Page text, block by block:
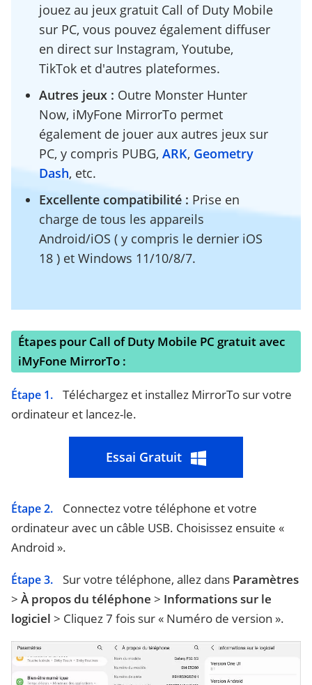
jouez au jeux gratuit Call of Duty Mobile
sur PC, vous pouvez également diffuser
en direct sur Instagram, Youtube,
TikTok et d'autres plateformes.
Autres jeux : Outre Monster Hunter
Now, iMyFone MirrorTo permet
également de jouer aux autres jeux sur
PC, y compris PUBG, ARK, Geometry
Dash, etc.
Excellente compatibilité : Prise en
charge de tous les appareils
Android/iOS ( y compris le dernier iOS
18 ) et Windows 11/10/8/7.
Étapes pour Call of Duty Mobile PC gratuit avec
iMyFone MirrorTo :
Étape 1.
Téléchargez et installez MirrorTo sur votre
ordinateur et lancez-le.
Essai Gratuit
Étape 2.
Connectez votre téléphone et votre
ordinateur avec un câble USB. Choisissez ensuite «
Android ».
Étape 3. Sur votre téléphone, allez dans Paramètres
> À propos du téléphone > Informations sur le
logiciel > Cliquez 7 fois sur « Numéro de version ».